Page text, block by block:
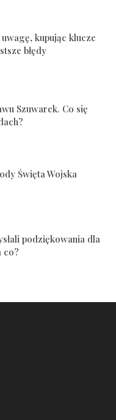
kupując klucze
błędy
Szuwarek. Co się
Święta Wojska
podziękowania dla
co?